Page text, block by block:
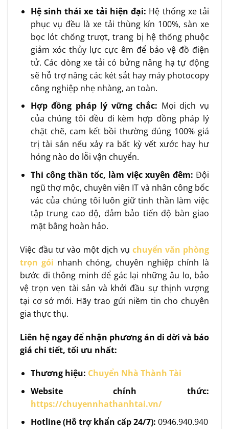
Hệ sinh thái xe tải hiện đại: Hệ thống xe tải
phục vụ đều là xe tải thùng kín 100%, sàn xe
bọc lót chống trượt, trang bị hệ thống phuộc
giảm xóc thủy lực cực êm để bảo vệ đồ điện
tử. Các dòng xe tải có bửng nâng hạ tự động
sẽ hỗ trợ nâng các két sắt hay máy photocopy
công nghiệp nhẹ nhàng, an toàn.
Hợp đồng pháp lý vững chắc: Mọi dịch vụ
của chúng tôi đều đi kèm hợp đồng pháp lý
chặt chẽ, cam kết bồi thường đúng 100% giá
trị tài sản nếu xảy ra bất kỳ vết xước hay hư
hỏng nào do lỗi vận chuyển.
Thi công thần tốc, làm việc xuyên đêm: Đội
ngũ thợ mộc, chuyên viên IT và nhân công bốc
vác của chúng tôi luôn giữ tinh thần làm việc
tập trung cao độ, đảm bảo tiến độ bàn giao
mặt bằng hoàn hảo.
Việc đầu tư vào một dịch vụ chuyển văn phòng
trọn gói nhanh chóng, chuyên nghiệp chính là
bước đi thông minh để gác lại những âu lo, bảo
vệ trọn vẹn tài sản và khởi đầu sự thịnh vượng
tại cơ sở mới. Hãy trao gửi niềm tin cho chuyên
gia thực thụ.
Liên hệ ngay để nhận phương án di dời và báo
giá chi tiết, tối ưu nhất:
Thương hiệu: Chuyển Nhà Thành Tài
Website chính thức:
https://chuyennhathanhtai.vn/
Hotline (Hỗ trợ khẩn cấp 24/7): 0946.940.940